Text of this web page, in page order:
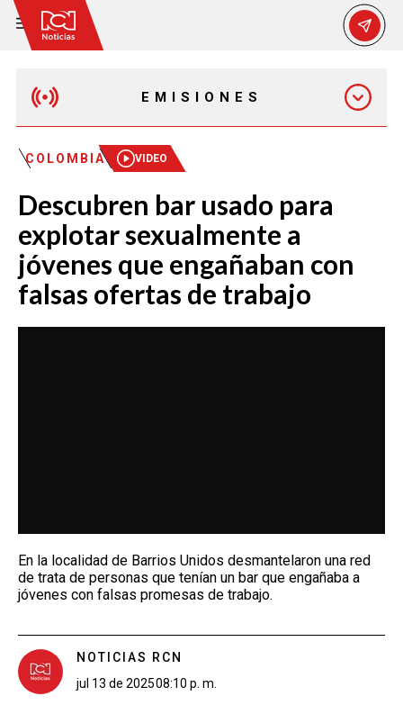
EMISIONES
EMISIÓN 12:30 PM
EMISIÓN 7:00 PM
COLOMBIA VIDEO
Descubren bar usado para
explotar sexualmente a
jóvenes que engañaban con
falsas ofertas de trabajo
En la localidad de Barrios Unidos desmantelaron una red
de trata de personas que tenían un bar que engañaba a
jóvenes con falsas promesas de trabajo.
NOTICIAS RCN
jul 13 de 202508:10 p. m.